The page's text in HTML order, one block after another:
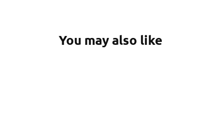
You may also like